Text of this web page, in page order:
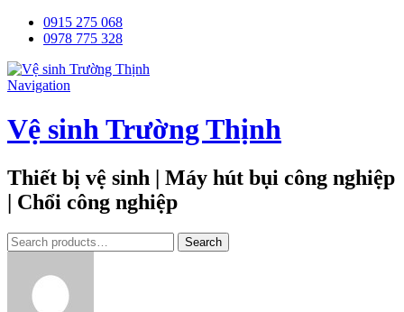
0915 275 068
0978 775 328
Navigation
Vệ sinh Trường Thịnh
Thiết bị vệ sinh | Máy hút bụi công nghiệp
| Chổi công nghiệp
Tìm
kiếm:
Search